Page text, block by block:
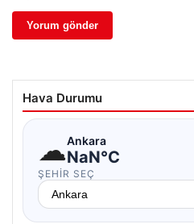
Hava Durumu
☁Ankara
NaN°C
ŞEHIR SEÇ